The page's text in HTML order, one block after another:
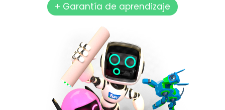
+ Garantía de aprendizaje